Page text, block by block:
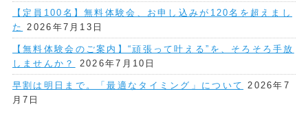
【定員100名】無料体験会、お申し込みが120名を超えまし
た
2026年7月13日
【無料体験会のご案内】“頑張って叶える”を、そろそろ手放
しませんか？
2026年7月10日
早割は明日まで。「最適なタイミング」について
2026年7
月7日